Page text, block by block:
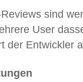
Reviews sind
User
der Entwickler